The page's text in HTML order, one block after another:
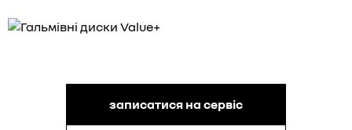
записатися на сервіс